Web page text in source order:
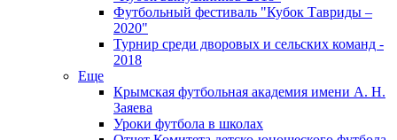
Футбольный фестиваль "Кубок Тавриды –
2020"
Турнир среди дворовых и сельских команд -
2018
Еще
Крымская футбольная академия имени А. Н.
Заяева
Уроки футбола в школах